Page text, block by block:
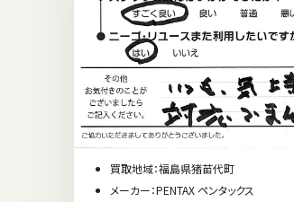
買取地域：福島県猪苗代町
メーカー：PENTAX ペンタックス